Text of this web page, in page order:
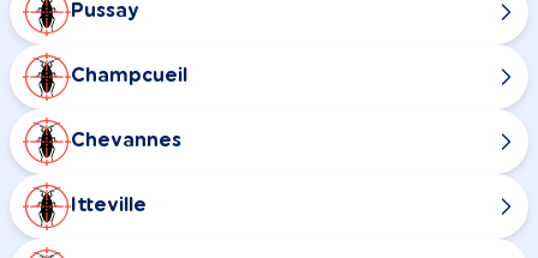
Pussay
Champcueil
Chevannes
Itteville